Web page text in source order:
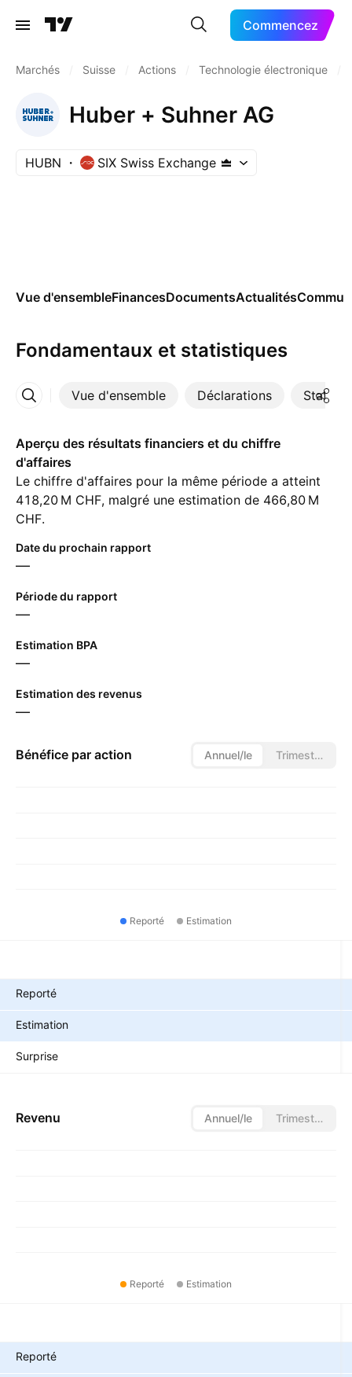
Commencez
Marchés Suisse Actions Technologie électronique
Huber + Suhner AG
HUBN SIX Swiss Exchange
Vue d'ensembleFinancesDocumentsActualités
Fondamentaux et statistiques
Vue d'ensemble Déclarations
Plus
Aperçu des résultats financiers et du chiffre
d'affaires
Le chiffre d'affaires pour la même période a atteint
‪418,20 M‬ CHF, malgré une estimation de ‪466,80 M‬
CHF.
Date du prochain rapport
—
Période du rapport
—
Estimation BPA
—
Estimation des revenus
—
Bénéfice par action Annuel/le Trimestriel/le
Reporté Estimation
Reporté
Estimation
Surprise
Revenu Annuel/le Trimestriel/le
Reporté Estimation
Reporté